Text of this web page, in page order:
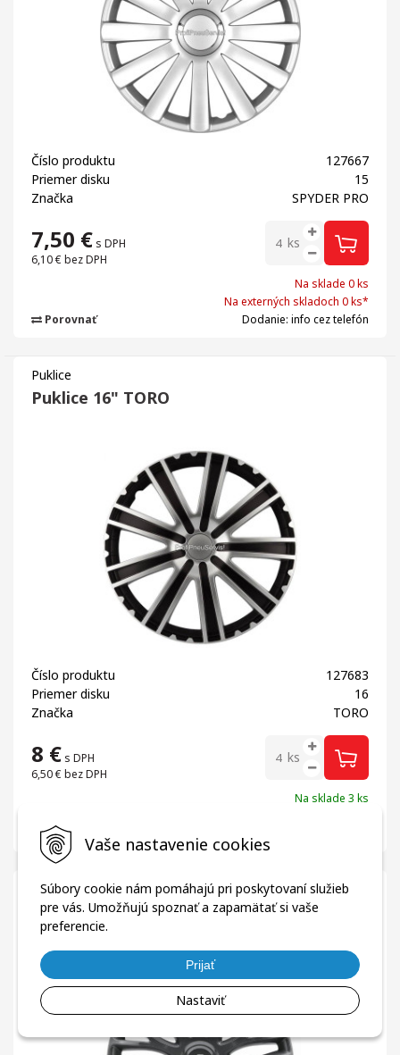
Vaše nastavenie cookies
Súbory cookie nám pomáhajú pri poskytovaní služieb
pre vás. Umožňujú spoznať a zapamätať si vaše
preferencie.
Prijať
Nastaviť
Číslo produktu
127667
Priemer disku
15
Značka
SPYDER PRO
7,50 € s DPH
6,10 € bez DPH
ks
Na sklade 0 ks
Na externých skladoch 0 ks*
Dodanie: info cez telefón
Porovnať
Puklice
Puklice 16" TORO
Číslo produktu
127683
Priemer disku
16
Značka
TORO
8 € s DPH
6,50 € bez DPH
ks
Na sklade 3 ks
Porovnať
Puklice
Puklice 16" ALCAR MILANO ANTRACIT